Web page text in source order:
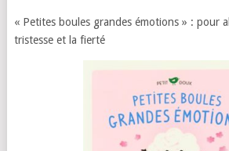
« Petites boules grandes émotions » : pour
tristesse et la fierté